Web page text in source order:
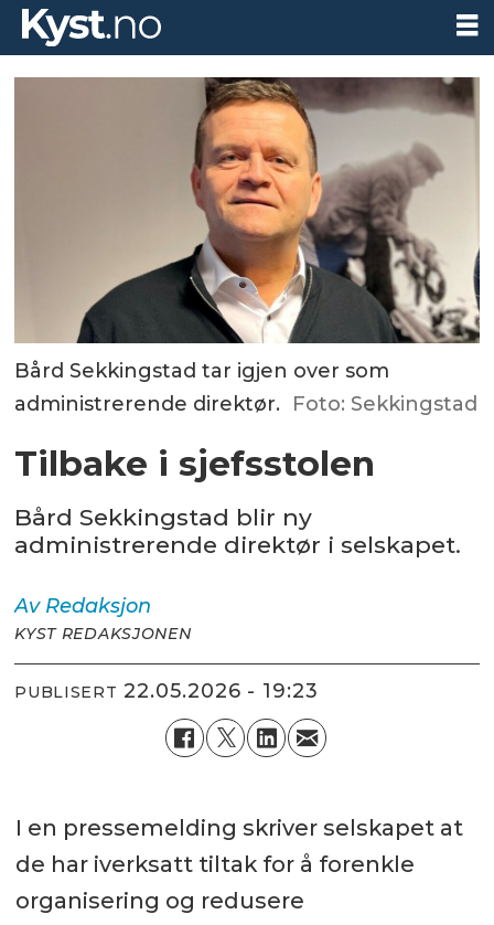
Bård Sekkingstad tar igjen over som
administrerende direktør. Foto: Sekkingstad
Tilbake i sjefsstolen
Bård Sekkingstad blir ny
administrerende direktør i selskapet.
Av Redaksjon
KYST REDAKSJONEN
PUBLISERT 22.05.2026 - 19:23
I en pressemelding skriver selskapet at
de har iverksatt tiltak for å forenkle
organisering og redusere